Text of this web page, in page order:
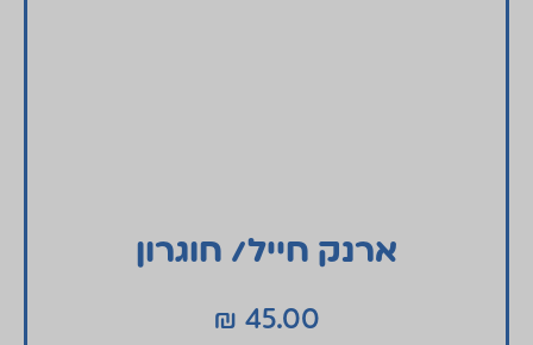
ארנק חייל/ חוגרון
45.00
₪